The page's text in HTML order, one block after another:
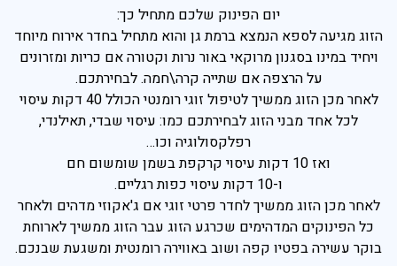
רומא
פראג
בהוד השרון
בהרצליה
בכפר סבא
ברמת השרון
ברעננה
בנתניה
יום הפינוק שלכם מתחיל כך:
הזוג מגיעה לספא הנמצא ברמת גן והוא מתחיל בחדר אירוח מיוחד
ויחיד במינו בסגנון מרוקאי באור נרות וקטורה אם כריות ומזרונים
על הרצפה אם שתייה קרה\חמה. לבחירתכם.
לאחר מכן הזוג ממשיך לטיפול זוגי רומנטי הכולל 40 דקות עיסוי
לכל אחד מבני הזוג לבחירתכם כמו: עיסוי שבדי, תאילנדי,
רפלקסולוגיה וכו…
ואז 10 דקות עיסוי קרקפת בשמן שומשום חם
ו-10 דקות עיסוי כפות רגליים.
לאחר מכן הזוג ממשיך לחדר פרטי זוגי אם ג'אקוזי מדהים ולאחר
כל הפינוקים המדהימים שכרגע הזוג עבר הזוג ממשיך לארוחת
בוקר עשירה בפטיו קפה ושוב באווירה רומנטית ומשגעת שבנכם.